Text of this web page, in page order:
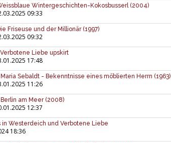
Wintergeschichten-Kokosbusserl (2004)
09:33
Friseuse und der Millionär (1997)
09:32
Liebe upskirt
17:48
Sebaldt - Bekenntnisse eines möblierten Herrn (1963)
11:26
am Meer (2008)
12:37
in Westerdeich und Verbotene Liebe
18:36